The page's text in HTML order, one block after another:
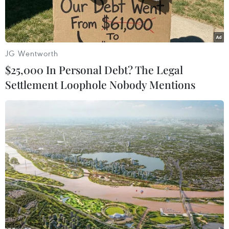
Hình ảnh quân đội Mỹ trong một cuộc tập trận chung với Hàn
Quốc. (Nguồn: defense)
Theo phóng viên TTXVN tại Seoul, ngày 12/11,
các phương tiện truyền thông Triều Tiên chỉ
trích việc Hàn Quốc và Mỹ thảo luận tăng chi
JG Wentworth
$25,000 In Personal Debt? The Legal
Settlement Loophole Nobody Mentions